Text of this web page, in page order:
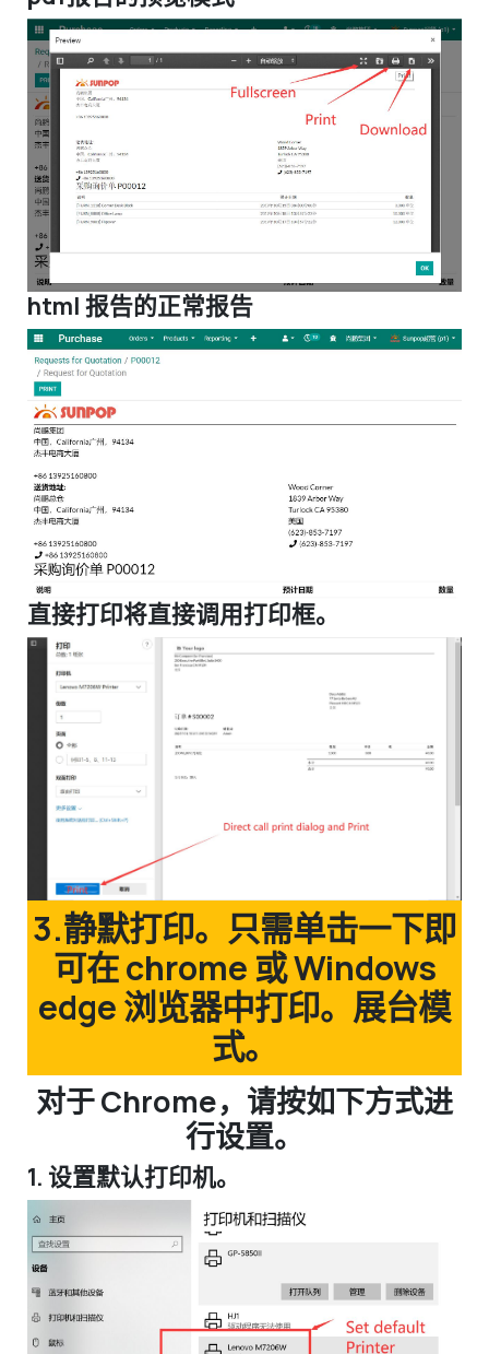
html 报告的正常报告
直接打印将直接调用打印框。
3.静默打印。只需单击一下即
可在 chrome 或 Windows
edge 浏览器中打印。展台模
式。
对于 Chrome，请按如下方式进
行设置。
1. 设置默认打印机。